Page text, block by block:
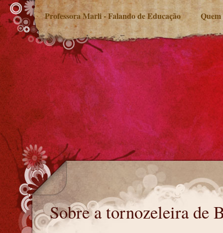
Professora Marli - Falando de Educação Quem
Sobre a tornozeleira de
Sobre a tornozeleira de Bolsonaro